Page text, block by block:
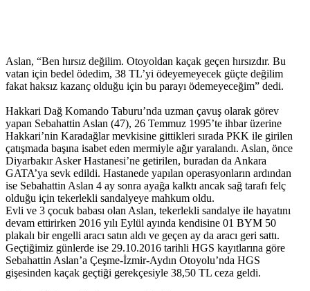
Aslan, “Ben hırsız değilim. Otoyoldan kaçak geçen hırsızdır. Bu
vatan için bedel ödedim, 38 TL’yi ödeyemeyecek güçte değilim
fakat haksız kazanç olduğu için bu parayı ödemeyeceğim” dedi.
Hakkari Dağ Komando Taburu’nda uzman çavuş olarak görev
yapan Sebahattin Aslan (47), 26 Temmuz 1995’te ihbar üzerine
Hakkari’nin Karadağlar mevkisine gittikleri sırada PKK ile girilen
çatışmada başına isabet eden mermiyle ağır yaralandı. Aslan, önce
Diyarbakır Asker Hastanesi’ne getirilen, buradan da Ankara
GATA’ya sevk edildi. Hastanede yapılan operasyonların ardından
ise Sebahattin Aslan 4 ay sonra ayağa kalktı ancak sağ tarafı felç
olduğu için tekerlekli sandalyeye mahkum oldu.
Evli ve 3 çocuk babası olan Aslan, tekerlekli sandalye ile hayatını
devam ettirirken 2016 yılı Eylül ayında kendisine 01 BYM 50
plakalı bir engelli aracı satın aldı ve geçen ay da aracı geri sattı.
Geçtiğimiz günlerde ise 29.10.2016 tarihli HGS kayıtlarına göre
Sebahattin Aslan’a Çeşme-İzmir-Aydın Otoyolu’nda HGS
gişesinden kaçak geçtiği gerekçesiyle 38,50 TL ceza geldi.